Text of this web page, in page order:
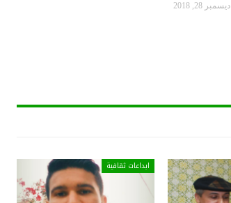
ديسمبر 28, 2018
ابداعات ثقافية